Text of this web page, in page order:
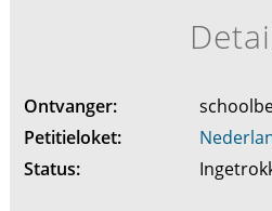
Ontvanger:
Petitieloket:
Status: